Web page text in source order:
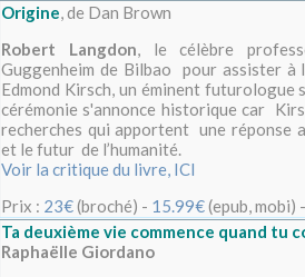
Origine, de Dan Brown
Robert Langdon, le célèbre
Guggenheim de Bilbao pour assister à
Edmond Kirsch, un éminent futurologue
cérémonie s'annonce historique car
recherches qui apportent une réponse
et le futur de l’humanité.
Voir la critique du livre, ICI
Prix : 23€(broché) - 15.99€(epub, mobi) -
Ta deuxième vie commence quand tu
Raphaëlle Giordano